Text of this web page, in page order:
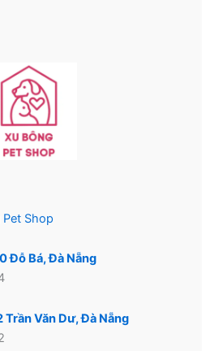
Shop
Đỗ Bá, Đà Nẵng
Trần Văn Dư, Đà Nẵng